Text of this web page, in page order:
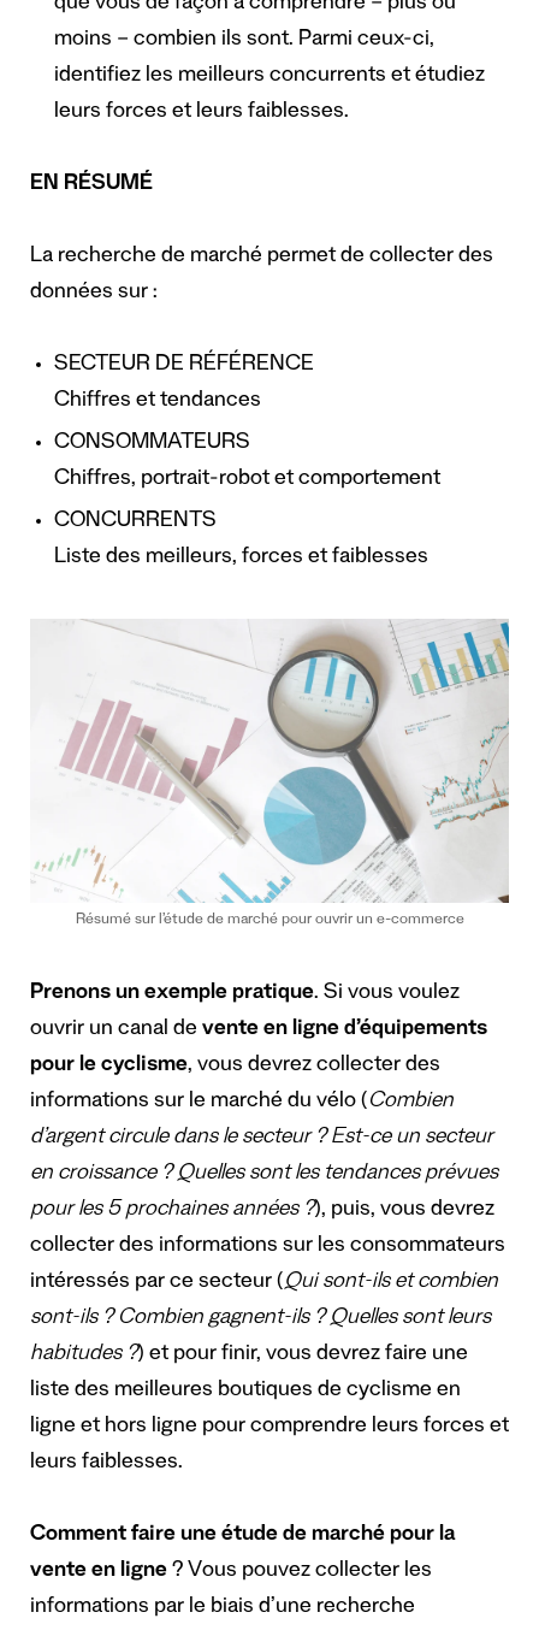
moins – combien ils sont. Parmi ceux-ci,
identifiez les meilleurs concurrents et étudiez
leurs forces et leurs faiblesses.
EN RÉSUMÉ
La recherche de marché permet de collecter des
données sur :
SECTEUR DE RÉFÉRENCE
Chiffres et tendances
CONSOMMATEURS
Chiffres, portrait-robot et comportement
CONCURRENTS
Liste des meilleurs, forces et faiblesses
Résumé sur l’étude de marché pour ouvrir un e-commerce
Prenons un exemple pratique. Si vous voulez
ouvrir un canal de vente en ligne d’équipements
pour le cyclisme, vous devrez collecter des
informations sur le marché du vélo (Combien
d’argent circule dans le secteur ? Est-ce un secteur
en croissance ? Quelles sont les tendances prévues
pour les 5 prochaines années ?), puis, vous devrez
collecter des informations sur les consommateurs
intéressés par ce secteur (Qui sont-ils et combien
sont-ils ? Combien gagnent-ils ? Quelles sont leurs
habitudes ?) et pour finir, vous devrez faire une
liste des meilleures boutiques de cyclisme en
ligne et hors ligne pour comprendre leurs forces et
leurs faiblesses.
Comment faire une étude de marché pour la
vente en ligne ? Vous pouvez collecter les
informations par le biais d’une recherche